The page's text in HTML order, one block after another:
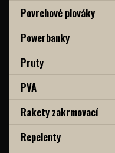
Povrchové plováky
Powerbanky
Pruty
PVA
Rakety zakrmovací
Repelenty